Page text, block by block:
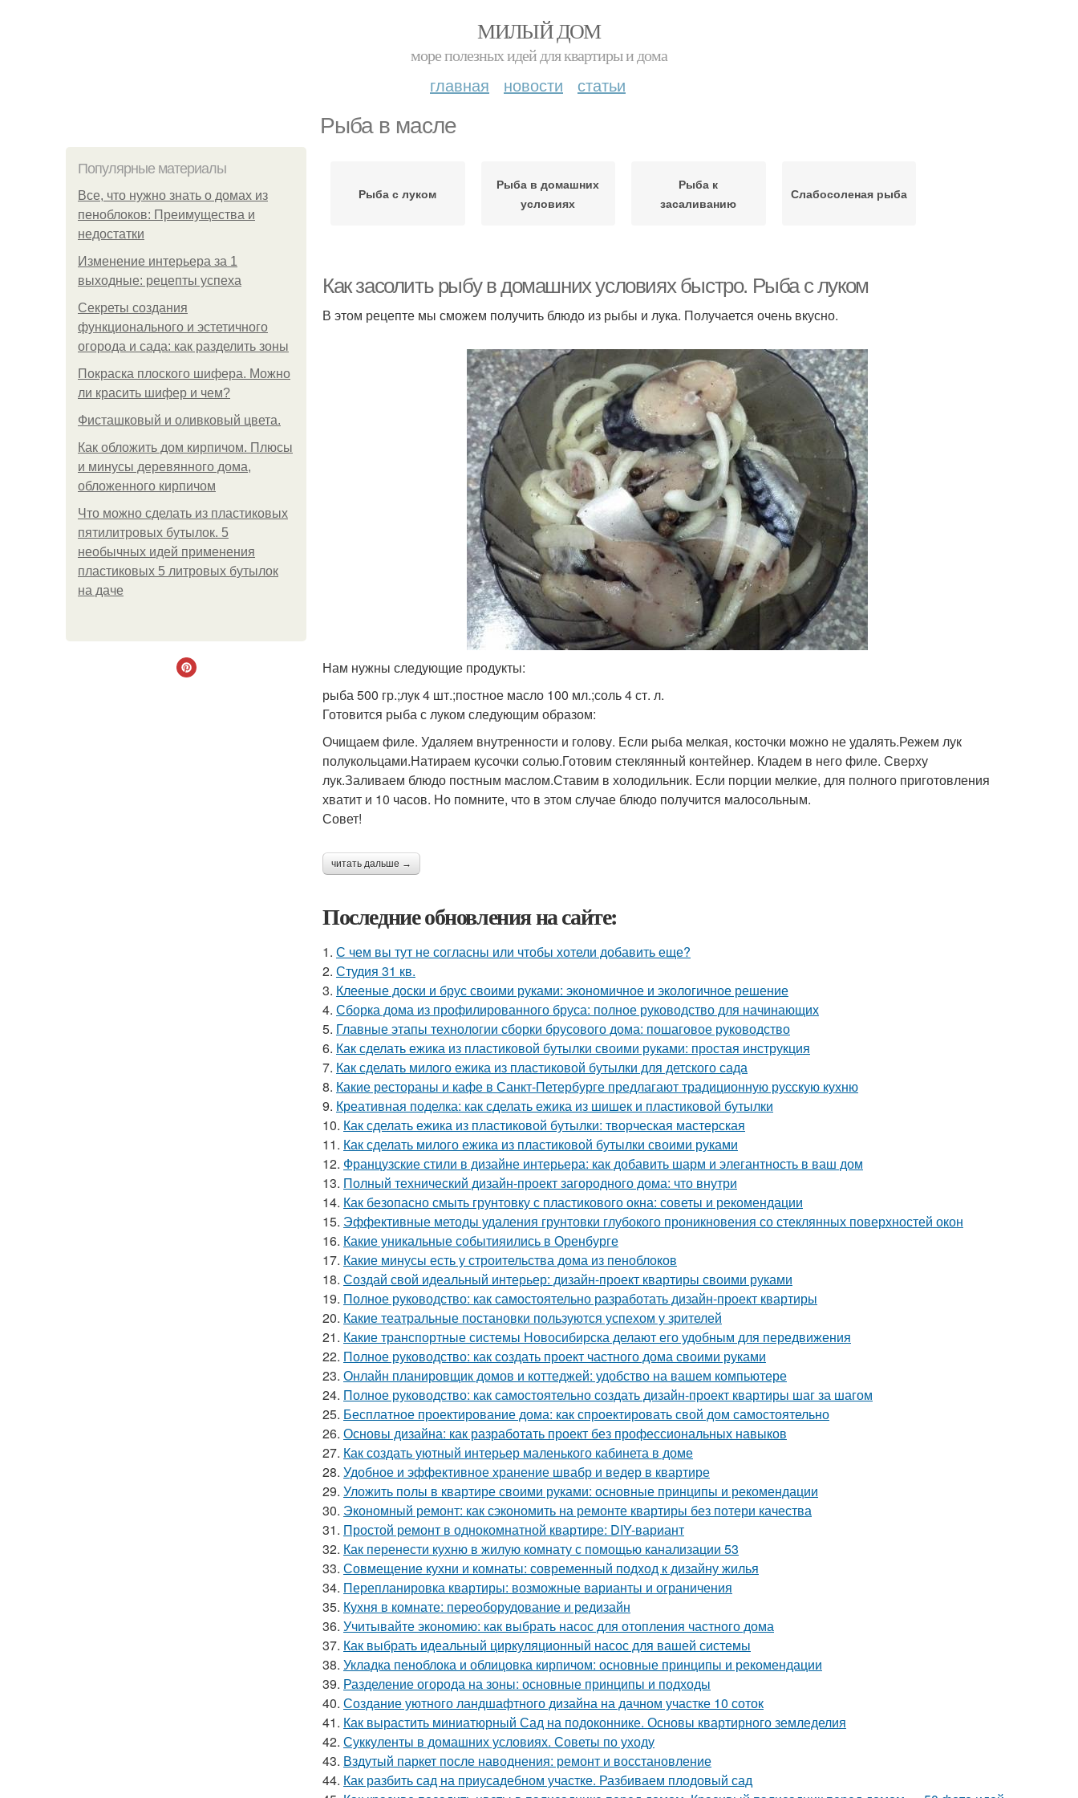
МИЛЫЙ ДОМ
море полезных идей для квартиры и дома
главная новости статьи
Рыба в масле
Популярные материалы
Все, что нужно знать о домах из
пеноблоков: Преимущества и
недостатки
Изменение интерьера за 1
выходные: рецепты успеха
Секреты создания
функционального и эстетичного
огорода и сада: как разделить зоны
Покраска плоского шифера. Можно
ли красить шифер и чем?
Фисташковый и оливковый цвета.
Как обложить дом кирпичом. Плюсы
и минусы деревянного дома,
обложенного кирпичом
Что можно сделать из пластиковых
пятилитровых бутылок. 5
необычных идей применения
пластиковых 5 литровых бутылок
на даче
Рыба с луком
Рыба в домашних
условиях
Рыба к
засаливанию
Слабосоленая рыба
Как засолить рыбу в домашних условиях быстро. Рыба с луком
В этом рецепте мы сможем получить блюдо из рыбы и лука. Получается очень вкусно.
Нам нужны следующие продукты:
рыба 500 гр.;лук 4 шт.;постное масло 100 мл.;соль 4 ст. л.
Готовится рыба с луком следующим образом:
Очищаем филе. Удаляем внутренности и голову. Если рыба мелкая, косточки можно не удалять.Режем лук
полукольцами.Натираем кусочки солью.Готовим стеклянный контейнер. Кладем в него филе. Сверху
лук.Заливаем блюдо постным маслом.Ставим в холодильник. Если порции мелкие, для полного приготовления
хватит и 10 часов. Но помните, что в этом случае блюдо получится малосольным.
Совет!
читать дальше →
Последние обновления на сайте:
1. С чем вы тут не согласны или чтобы хотели добавить еще?
2. Студия 31 кв.
3. Клееные доски и брус своими руками: экономичное и экологичное решение
4. Сборка дома из профилированного бруса: полное руководство для начинающих
5. Главные этапы технологии сборки брусового дома: пошаговое руководство
6. Как сделать ежика из пластиковой бутылки своими руками: простая инструкция
7. Как сделать милого ежика из пластиковой бутылки для детского сада
8. Какие рестораны и кафе в Санкт-Петербурге предлагают традиционную русскую кухню
9. Креативная поделка: как сделать ежика из шишек и пластиковой бутылки
10. Как сделать ежика из пластиковой бутылки: творческая мастерская
11. Как сделать милого ежика из пластиковой бутылки своими руками
12. Французские стили в дизайне интерьера: как добавить шарм и элегантность в ваш дом
13. Полный технический дизайн-проект загородного дома: что внутри
14. Как безопасно смыть грунтовку с пластикового окна: советы и рекомендации
15. Эффективные методы удаления грунтовки глубокого проникновения со стеклянных поверхностей окон
16. Какие уникальные событияились в Оренбурге
17. Какие минусы есть у строительства дома из пеноблоков
18. Создай свой идеальный интерьер: дизайн-проект квартиры своими руками
19. Полное руководство: как самостоятельно разработать дизайн-проект квартиры
20. Какие театральные постановки пользуются успехом у зрителей
21. Какие транспортные системы Новосибирска делают его удобным для передвижения
22. Полное руководство: как создать проект частного дома своими руками
23. Онлайн планировщик домов и коттеджей: удобство на вашем компьютере
24. Полное руководство: как самостоятельно создать дизайн-проект квартиры шаг за шагом
25. Бесплатное проектирование дома: как спроектировать свой дом самостоятельно
26. Основы дизайна: как разработать проект без профессиональных навыков
27. Как создать уютный интерьер маленького кабинета в доме
28. Удобное и эффективное хранение швабр и ведер в квартире
29. Уложить полы в квартире своими руками: основные принципы и рекомендации
30. Экономный ремонт: как сэкономить на ремонте квартиры без потери качества
31. Простой ремонт в однокомнатной квартире: DIY-вариант
32. Как перенести кухню в жилую комнату с помощью канализации 53
33. Совмещение кухни и комнаты: современный подход к дизайну жилья
34. Перепланировка квартиры: возможные варианты и ограничения
35. Кухня в комнате: переоборудование и редизайн
36. Учитывайте экономию: как выбрать насос для отопления частного дома
37. Как выбрать идеальный циркуляционный насос для вашей системы
38. Укладка пеноблока и облицовка кирпичом: основные принципы и рекомендации
39. Разделение огорода на зоны: основные принципы и подходы
40. Создание уютного ландшафтного дизайна на дачном участке 10 соток
41. Как вырастить миниатюрный Сад на подоконнике. Основы квартирного земледелия
42. Суккуленты в домашних условиях. Советы по уходу
43. Вздутый паркет после наводнения: ремонт и восстановление
44. Как разбить сад на приусадебном участке. Разбиваем плодовый сад